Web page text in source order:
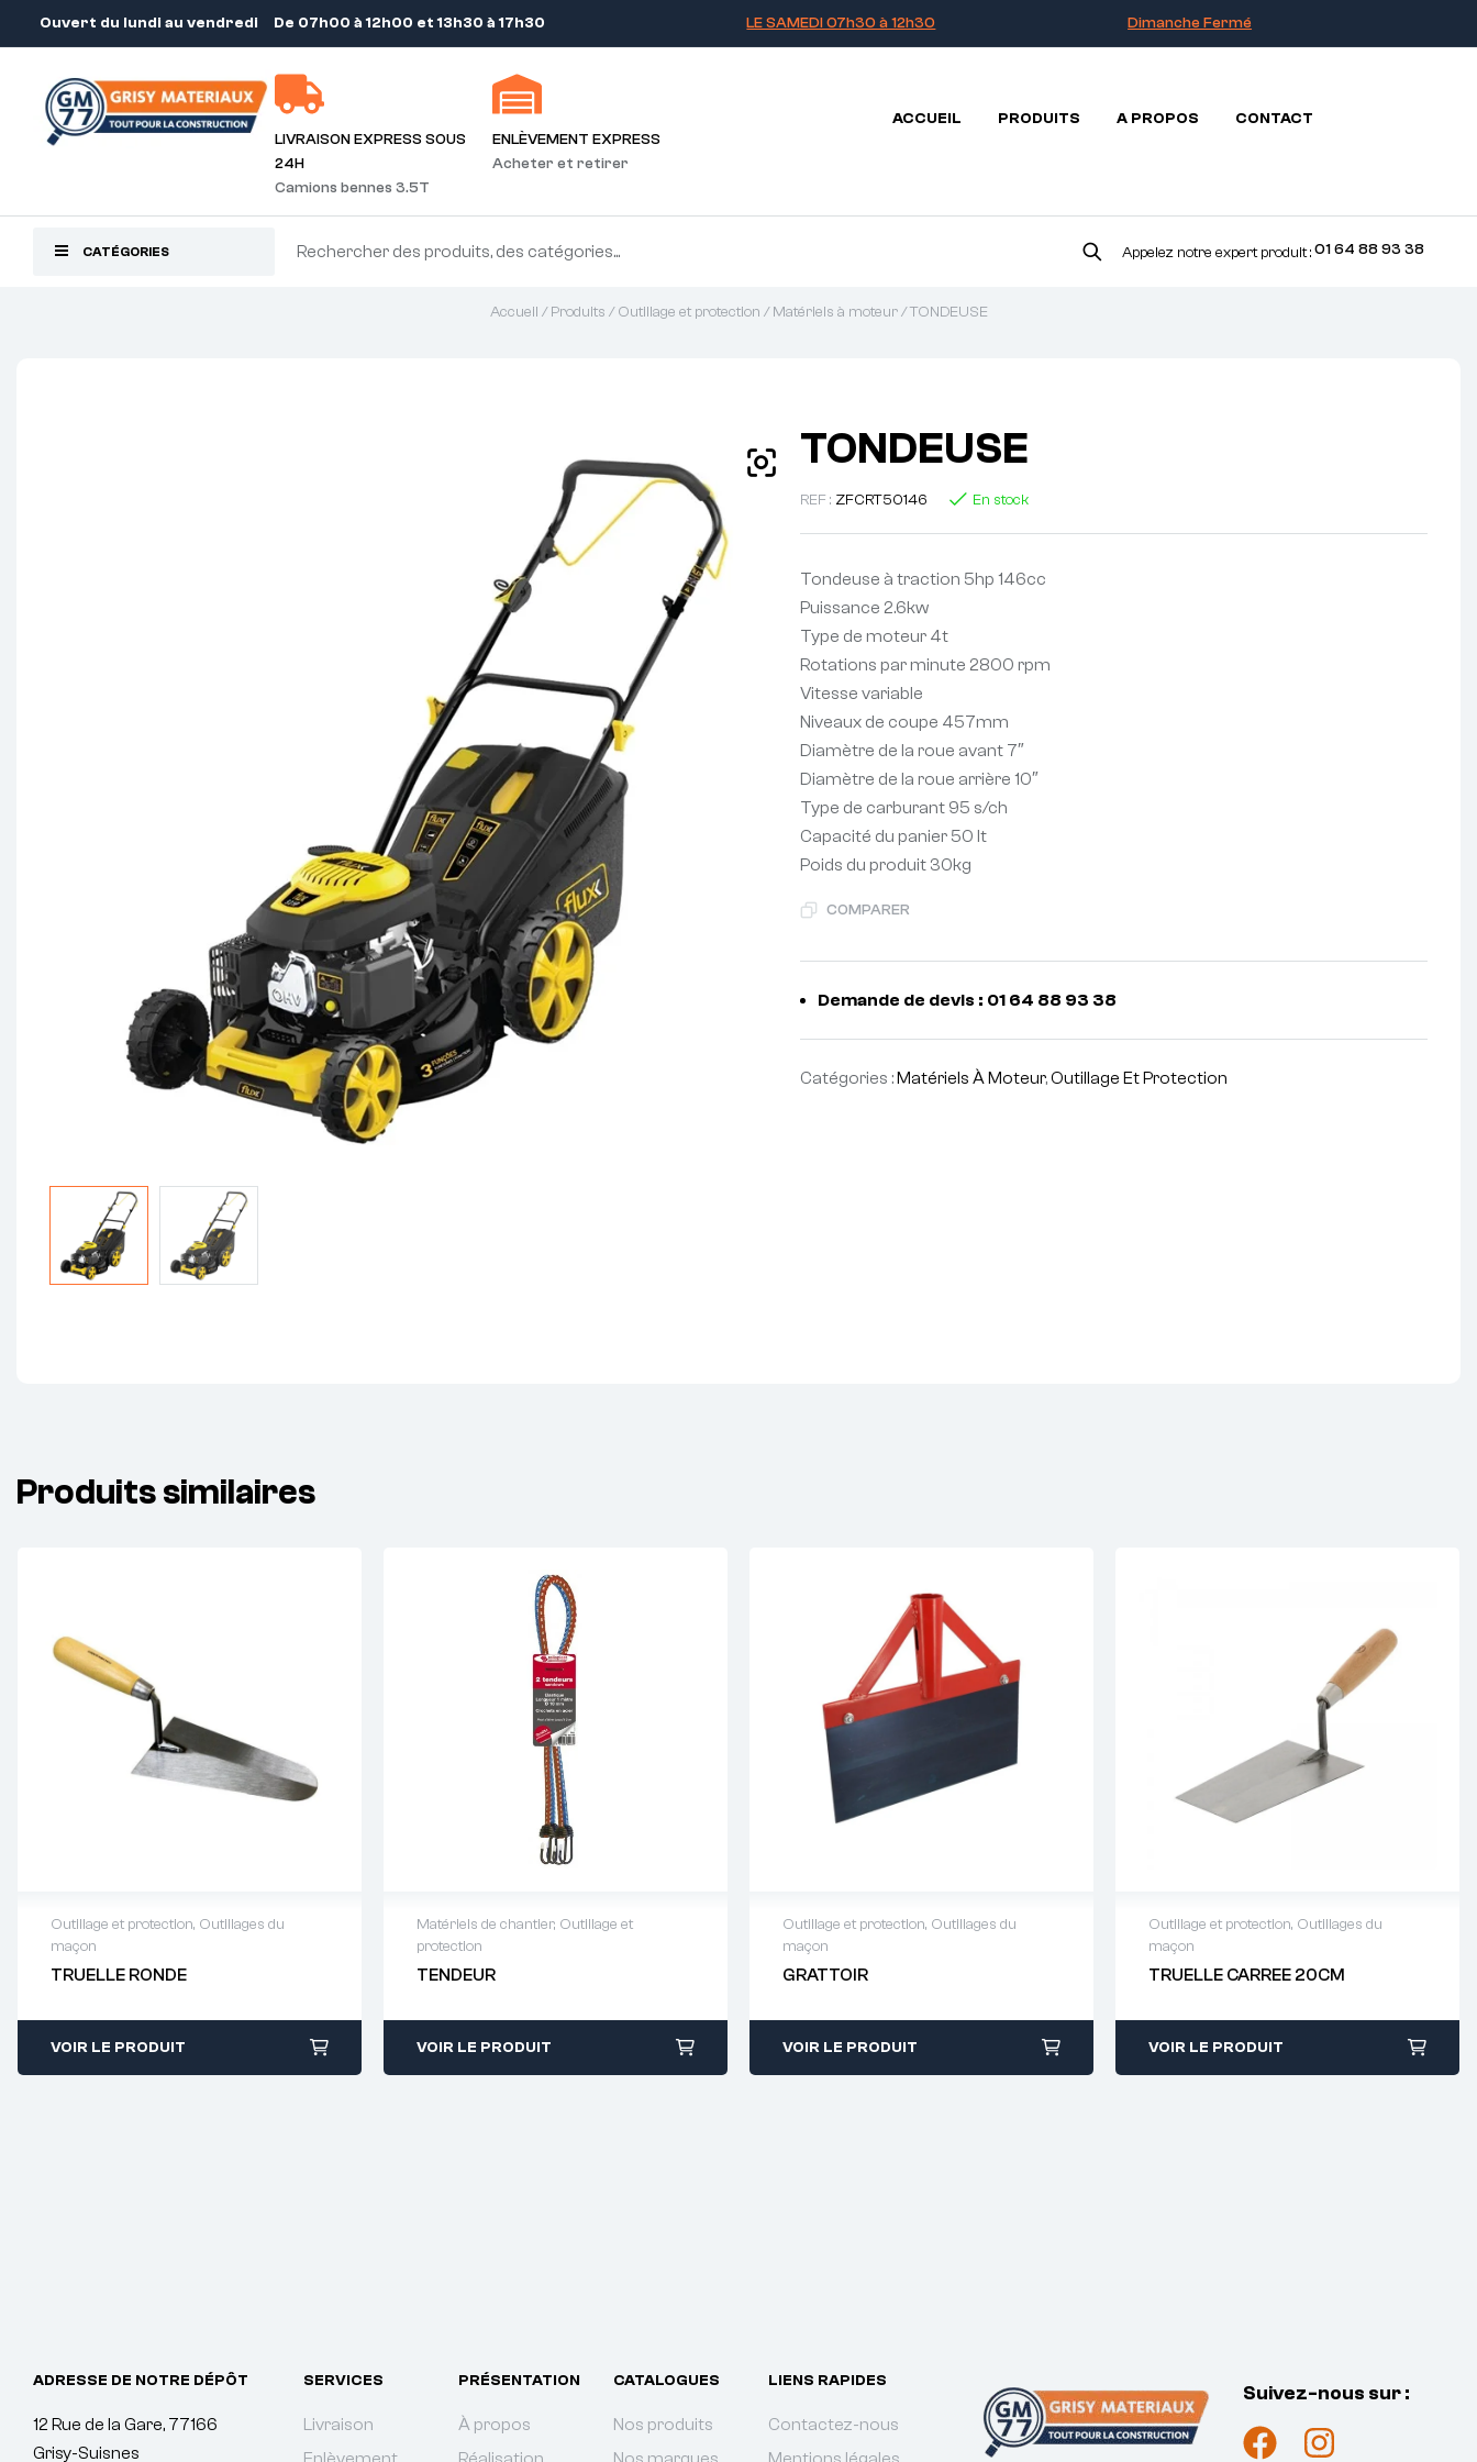
Ouvert du lundi au vendredi De 07h00 à 12h00 et 13h30 à 17h30 LE SAMEDI 07h30 à 12h30 Dimanche Fermé
ACCUEIL PRODUITS A PROPOS
CONTACT
LIVRAISON EXPRESS SOUS
24H
Camions bennes 3.5T
ENLÈVEMENT EXPRESS
Acheter et retirer
CATÉGORIES Appelez notre expert produit : 01 64 88 93 38
Accueil /Produits /Outillage et protection /Matériels à moteur/ TONDEUSE
TONDEUSE
REF : ZFCRT50146 En stock
Tondeuse à traction 5hp 146cc
Puissance 2.6kw
Type de moteur 4t
Rotations par minute 2800 rpm
Vitesse variable
Niveaux de coupe 457mm
Diamètre de la roue avant 7″
Diamètre de la roue arrière 10″
Type de carburant 95 s/ch
Capacité du panier 50 lt
Poids du produit 30kg
COMPARER
Demande de devis : 01 64 88 93 38
Catégories :Matériels À Moteur,Outillage Et Protection
Produits similaires
Outillage et protection, Outillages du
maçon
TRUELLE RONDE
Demande de devis : 01 64 88 93
38
VOIR LE PRODUIT
Matériels de chantier, Outillage et
protection
TENDEUR
Demande de devis : 01 64 88 93
38
VOIR LE PRODUIT
Outillage et protection, Outillages du
maçon
GRATTOIR
Demande de devis : 01 64 88 93
38
VOIR LE PRODUIT
Outillage et protection, Outillages du
maçon
TRUELLE CARREE 20CM
Demande de devis : 01 64 88 93
38
VOIR LE PRODUIT
ADRESSE DE NOTRE DÉPÔT
12 Rue de la Gare, 77166
Grisy-Suisnes
SERVICES
Livraison
PRÉSENTATION
À propos
CATALOGUES
Nos produits
LIENS RAPIDES
Contactez-nous
Suivez-nous sur :